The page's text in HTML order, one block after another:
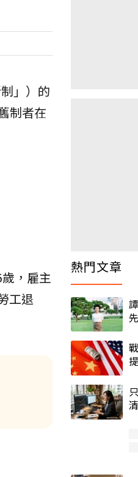
」）的
制者在
，雇主
工退
熱門文章